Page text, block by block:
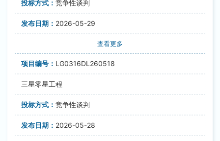
竞争性谈判
2026-05-29
查看更多
LG0316DL260518
三星零星工程
竞争性谈判
2026-05-28